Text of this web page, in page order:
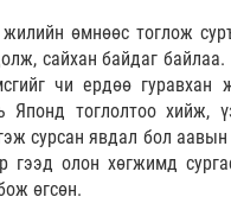
өмнөөс тоглож
сайхан байдаг
чи ердөө гуравхан
тоглолтоо хийж,
сурсан явдал бол
гээд олон хөгжимд
өгсөн.